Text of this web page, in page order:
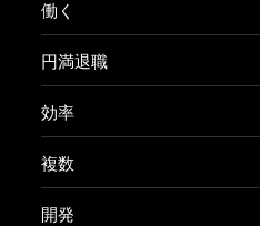
働く
円満退職
効率
複数
開発